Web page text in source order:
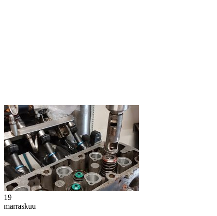
19
marraskuu